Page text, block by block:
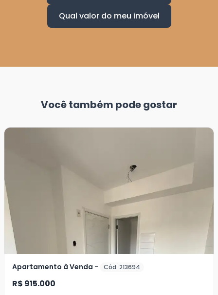
Qual valor do meu imóvel
Você também pode gostar
Apartamento à Venda - Cód. 213694
R$ 915.000